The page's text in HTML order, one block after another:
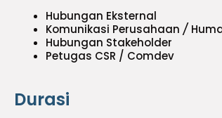
Hubungan Eksternal
Komunikasi Perusahaan /
Hubungan Stakeholder
Petugas CSR / Comdev
Durasi